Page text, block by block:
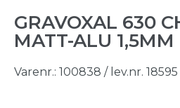
GRAVOXAL 630
MATT-ALU 1,5MM
Varenr.: 100838 / lev.nr. 18595